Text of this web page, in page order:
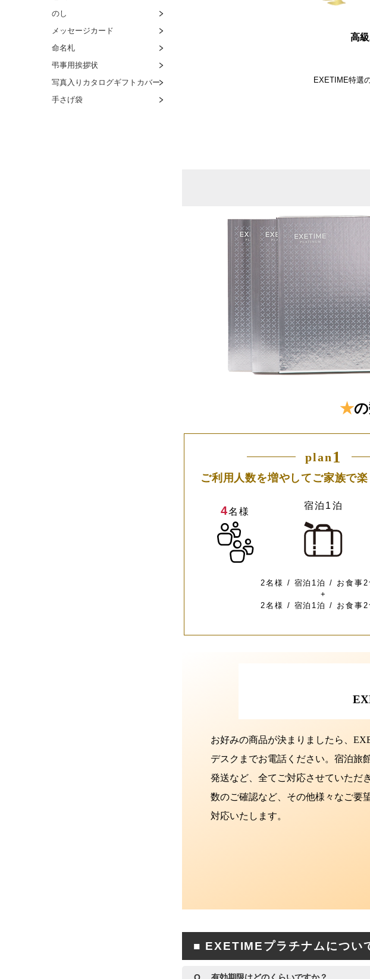
のし
メッセージカード
命名札
弔事用挨拶状
写真入りカタログギフトカバー
手さげ袋
高
EXETIME特選
★
plan 1
ご利用人数を増やしてご家族で
4名様
宿泊1泊
2名様 / 宿泊1泊 / お食事2
+
2名様 / 宿泊1泊 / お食事2
お好みの商品が決まりましたら、
デスクまでお電話ください。宿泊旅
発送など、全てご対応させていただ
数のご確認など、その他様々なご要
対応いたします。
■ EXETIMEプラチナムについ